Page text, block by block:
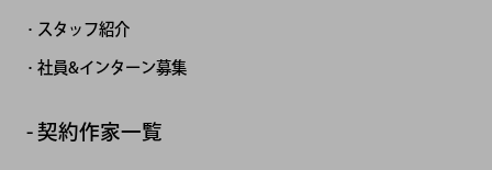
スタッフ紹介
社員&インターン募集
契約作家一覧